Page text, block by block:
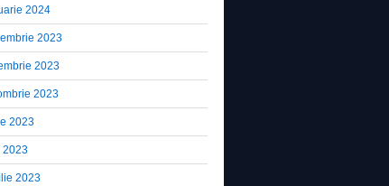
2024
2023
2023
2023
2023
2023
2023